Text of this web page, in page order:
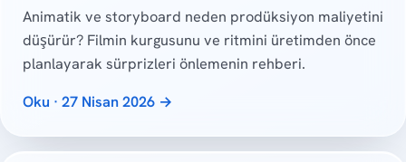
Animatik ve storyboard neden prodüksiyon maliyetini
düşürür? Filmin kurgusunu ve ritmini üretimden önce
planlayarak sürprizleri önlemenin rehberi.
Oku · 27 Nisan 2026 →